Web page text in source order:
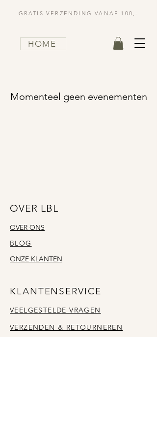
GRATIS VERZENDING VANAF 100,-
HOME
Momenteel geen evenementen
OVER LBL
OVER ONS
BLOG
ONZE KLANTEN
KLANTENSERVICE
VEELGESTELDE VRAGEN
VERZENDEN & RETOURNEREN